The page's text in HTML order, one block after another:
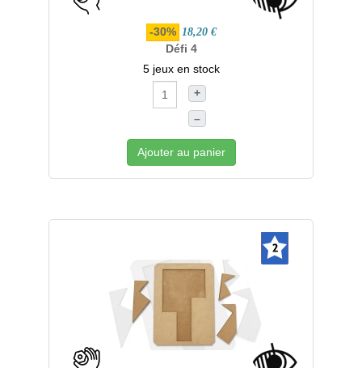
-30% 18,20 €
Défi 4
5 jeux en stock
+
–
Ajouter au panier